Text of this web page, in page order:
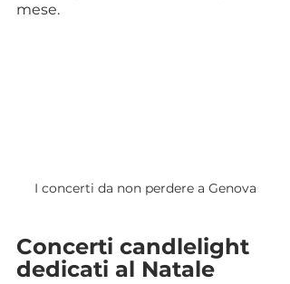
mese.
I concerti da non perdere a Genova
Concerti candlelight
dedicati al Natale